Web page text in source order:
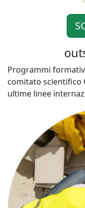
Programmi
comitato scientifico
ultime linee